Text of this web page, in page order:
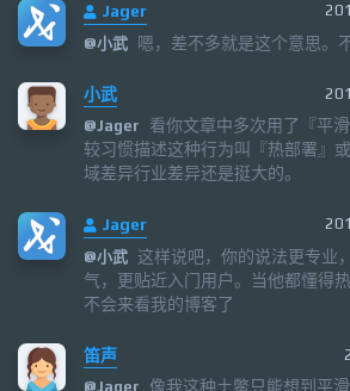
Jager
@小武 嗯，差不多就是这个意思。
小武
@Jager
看你文章中多次用了『平
较习惯描述这种行为叫『热部署』
域差异行业差异还是挺大的。
Jager
@小武 这样说吧，你的说法更专业
气，更贴近入门用户。当他都懂得
不会来看我的博客了
笛声
@Jager 像我这种土鳖只能想到平滑